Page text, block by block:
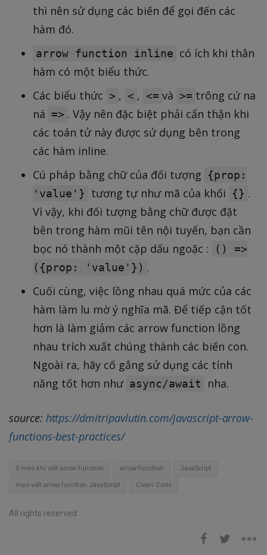
thì nên sử dụng các biến để gọi đến các
hàm đó.
arrow function inline có ích khi thân
hàm có một biểu thức.
Các biểu thức > , < , <= và >= trông cứ na
ná => . Vậy nên đặc biệt phải cẩn thận khi
các toán tử này được sử dụng bên trong
các hàm inline.
Cú pháp bằng chữ của đối tượng
{prop:
'value'}
tương tự như mã của khối {} .
Vì vậy, khi đối tượng bằng chữ được đặt
bên trong hàm mũi tên nội tuyến, bạn cần
bọc nó thành một cặp dấu ngoặc :
() =>
({prop: 'value'}) .
Cuối cùng, việc lồng nhau quá mức của các
hàm làm lu mờ ý nghĩa mã. Để tiếp cận tốt
hơn là làm giảm các arrow function lồng
nhau trích xuất chúng thành các biến con.
Ngoài ra, hãy cố gắng sử dụng các tính
năng tốt hơn như async/await nha.
source: https://dmitripavlutin.com/javascript-arrow-
functions-best-practices/
5 mẹo khi viết arrow function arrow function JavaScript
mẹo viết arrow function JavaScript Clean Code
All rights reserved